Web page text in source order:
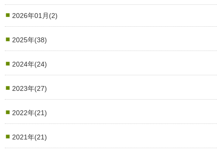
2026年01月(2)
2025年(38)
2024年(24)
2023年(27)
2022年(21)
2021年(21)